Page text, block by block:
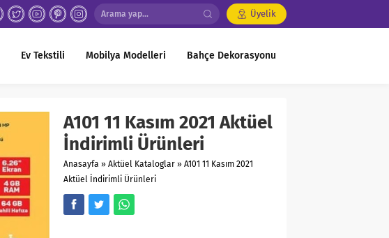
Üyelik
Ev Tekstili Mobilya Modelleri Bahçe Dekorasyonu
A101 11 Kasım 2021 Aktüel
İndirimli Ürünleri
Anasayfa » Aktüel Kataloglar » A101 11 Kasım 2021
Aktüel İndirimli Ürünleri